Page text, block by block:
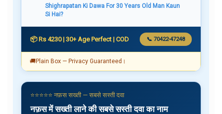
Shighrapatan Ki Dawa For 30 Years Old Man Kaun
Si Hai?
📦 Rs 4230 | 30+ Age Perfect | COD 📞 70422-47248
🚚Plain Box — Privacy Guaranteed।
⭐⭐⭐⭐⭐ नफ़स सख्ती — सबसे सस्ती दवा
नफ़स में सख्ती लाने की सबसे सस्ती दवा का नाम